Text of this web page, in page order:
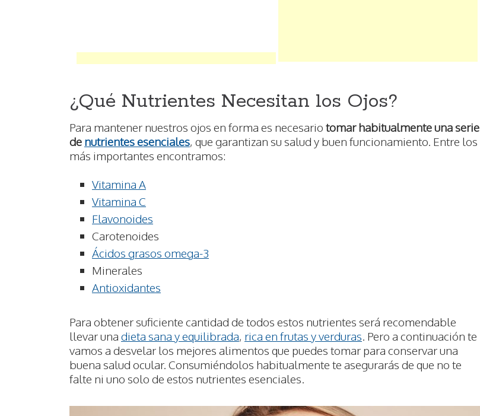
¿Qué Nutrientes Necesitan los Ojos?
Para mantener nuestros ojos en forma es necesario tomar habitualmente una serie
de nutrientes esenciales, que garantizan su salud y buen funcionamiento. Entre los
más importantes encontramos:
Vitamina A
Vitamina C
Flavonoides
Carotenoides
Ácidos grasos omega-3
Minerales
Antioxidantes
Para obtener suficiente cantidad de todos estos nutrientes será recomendable
llevar una dieta sana y equilibrada, rica en frutas y verduras. Pero a continuación te
vamos a desvelar los mejores alimentos que puedes tomar para conservar una
buena salud ocular. Consumiéndolos habitualmente te asegurarás de que no te
falte ni uno solo de estos nutrientes esenciales.